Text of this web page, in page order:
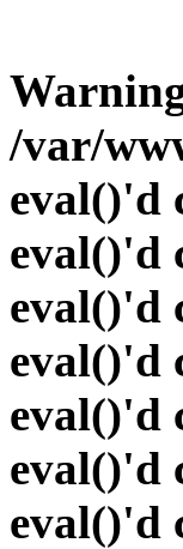
/var/
eval()'d
eval()'d
eval()'d
eval()'d
eval()'d
eval()'d
eval()'d